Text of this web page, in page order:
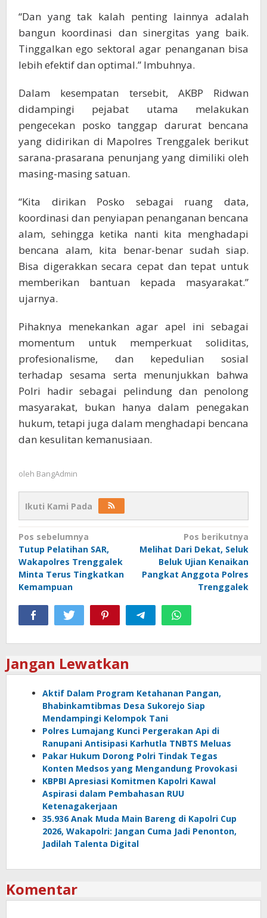
“Dan yang tak kalah penting lainnya adalah
bangun koordinasi dan sinergitas yang baik.
Tinggalkan ego sektoral agar penanganan bisa
lebih efektif dan optimal.” Imbuhnya.
Dalam kesempatan tersebit, AKBP Ridwan
didampingi pejabat utama melakukan
pengecekan posko tanggap darurat bencana
yang didirikan di Mapolres Trenggalek berikut
sarana-prasarana penunjang yang dimiliki oleh
masing-masing satuan.
“Kita dirikan Posko sebagai ruang data,
koordinasi dan penyiapan penanganan bencana
alam, sehingga ketika nanti kita menghadapi
bencana alam, kita benar-benar sudah siap.
Bisa digerakkan secara cepat dan tepat untuk
memberikan bantuan kepada masyarakat.”
ujarnya.
Pihaknya menekankan agar apel ini sebagai
momentum untuk memperkuat soliditas,
profesionalisme, dan kepedulian sosial
terhadap sesama serta menunjukkan bahwa
Polri hadir sebagai pelindung dan penolong
masyarakat, bukan hanya dalam penegakan
hukum, tetapi juga dalam menghadapi bencana
dan kesulitan kemanusiaan.
oleh BangAdmin
Ikuti Kami Pada
Navigasi
pos
Pos sebelumnya
Tutup Pelatihan SAR,
Wakapolres Trenggalek
Minta Terus Tingkatkan
Kemampuan
Pos berikutnya
Melihat Dari Dekat, Seluk
Beluk Ujian Kenaikan
Pangkat Anggota Polres
Trenggalek
Jangan Lewatkan
Aktif Dalam Program Ketahanan Pangan,
Bhabinkamtibmas Desa Sukorejo Siap
Mendampingi Kelompok Tani
Polres Lumajang Kunci Pergerakan Api di
Ranupani Antisipasi Karhutla TNBTS Meluas
Pakar Hukum Dorong Polri Tindak Tegas
Konten Medsos yang Mengandung Provokasi
KBPBI Apresiasi Komitmen Kapolri Kawal
Aspirasi dalam Pembahasan RUU
Ketenagakerjaan
35.936 Anak Muda Main Bareng di Kapolri Cup
2026, Wakapolri: Jangan Cuma Jadi Penonton,
Jadilah Talenta Digital
Komentar